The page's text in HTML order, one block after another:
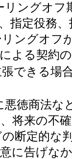
リングオフ
指定役務
グオフが
よる契約
きる場合
悪徳商法な
将来の不
定的な判
に告げな